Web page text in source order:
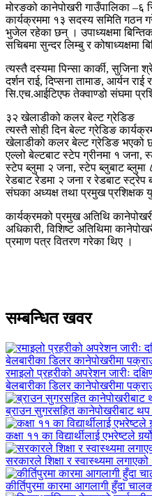
मोरङको कानेपोखरी गाउँपालिका –६
कार्यक्रममा १३ सदस्य समिति गठन
भुजेल रहेका छन् । उपाध्यक्षमा
सचिबमा सुन्दर लिम्बु र कोषाध्यक्षमा
त्यस्तै दस्यमा पिन्सा कार्की, सुजिना
दर्शन राई, दिप्सना तामाङ, आर्यन
सि.एच.आईटिएफ तेक्वाण्डो संघमा
३२ खेलाडीको कलर बेल्ट ग्रेडिङ
त्यस्तै सोही दिन बेल्ट ग्रेडिङ
खेलाडीको कलर बेल्ट ग्रेडिङ भएको
एल्लो बेल्टबाट स्टेप ग्रीनमा १ जना,
स्टेप ब्लुमा २ जना, स्टेप ब्लुबाट
रेडबाट रेडमा २ जना र रेडबाट
संघका अध्यक्ष तथा प्रमुख प्रशिक्षक
कार्यक्रमको प्रमुख अतिथि
अधिकारी, विशिष्ट अतिथिमा
प्रमाण पत्र वितरण गरेका थिए ।
सम्बन्धित खवर
रमाइलो प्रहरीको अपरेशन जारीः
बेलबारीका डिलर कानेपोखरीमा
ब्राउन सुगरसहित कानेपोखरीबाट
कक्षा ११ का विद्यार्थीलाई एभरेष्टले
सरकारले शिक्षा र स्वास्थ्यमा
कीर्तिपुरमा कारमा आगलागी हुँदा